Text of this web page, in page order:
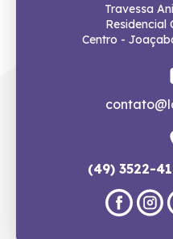
Travessa
Residencial
Centro -
(49) 3522-